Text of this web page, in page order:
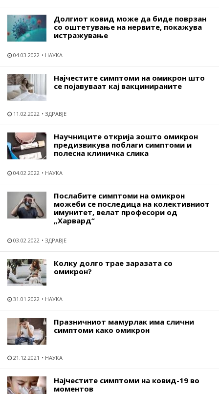
Долгиот ковид може да биде поврзан
со оштетување на нервите, покажува
истражување
04.03.2022 НАУКА
Најчестите симптоми на омикрон што
се појавуваат кај вакцинираните
11.02.2022 ЗДРАВЈЕ
Научниците открија зошто омикрон
предизвикува поблаги симптоми и
полесна клиничка слика
04.02.2022 НАУКА
Послабите симптоми на омикрон
можеби се последица на колективниот
имунитет, велат професори од
„Харвард“
03.02.2022 ЗДРАВЈЕ
Колку долго трае заразата со
омикрон?
31.01.2022 НАУКА
Празничниот мамурлак има слични
симптоми како омикрон
21.12.2021 НАУКА
Најчестите симптоми на ковид-19 во
моментов